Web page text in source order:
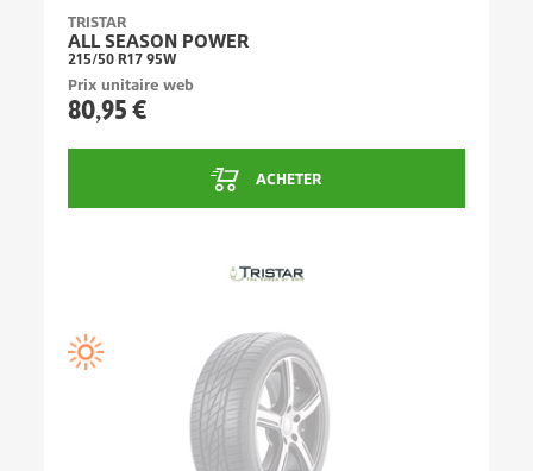
TRISTAR
ALL SEASON POWER
215/50 R17 95W
Prix unitaire web
80,95 €
ACHETER